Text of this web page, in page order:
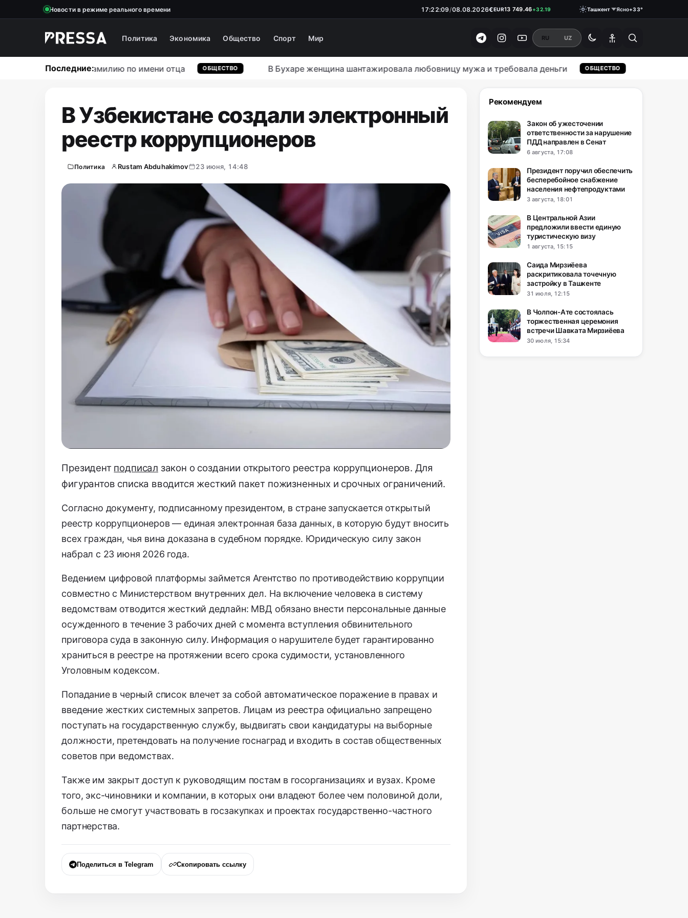
Новости в режиме реального времени 17:22:10/08.08.2026
₽
Ташкент Ясно+33°
Политика Экономика Общество Спорт Мир RU UZ
Последние:
давать ребенку фамилию по имени отца ОБЩЕСТВО В Бухаре женщина шантажировала любовницу мужа и требовала деньги ОБЩЕСТВО
В Узбекистане создали электронный
реестр коррупционеров
Политика Rustam Abduhakimov 23 июня, 14:48
Президент подписал закон о создании открытого реестра коррупционеров. Для
фигурантов списка вводится жесткий пакет пожизненных и срочных ограничений.
Согласно документу, подписанному президентом, в стране запускается открытый
реестр коррупционеров — единая электронная база данных, в которую будут вносить
всех граждан, чья вина доказана в судебном порядке. Юридическую силу закон
набрал с 23 июня 2026 года.
Ведением цифровой платформы займется Агентство по противодействию коррупции
совместно с Министерством внутренних дел. На включение человека в систему
ведомствам отводится жесткий дедлайн: МВД обязано внести персональные данные
осужденного в течение 3 рабочих дней с момента вступления обвинительного
приговора суда в законную силу. Информация о нарушителе будет гарантированно
храниться в реестре на протяжении всего срока судимости, установленного
Уголовным кодексом.
Попадание в черный список влечет за собой автоматическое поражение в правах и
введение жестких системных запретов. Лицам из реестра официально запрещено
поступать на государственную службу, выдвигать свои кандидатуры на выборные
должности, претендовать на получение госнаград и входить в состав общественных
советов при ведомствах.
Также им закрыт доступ к руководящим постам в госорганизациях и вузах. Кроме
того, экс-чиновники и компании, в которых они владеют более чем половиной доли,
больше не смогут участвовать в госзакупках и проектах государственно-частного
партнерства.
Поделиться в Telegram Скопировать ссылку
Рекомендуем
Закон об ужесточении
ответственности за нарушение
ПДД направлен в Сенат
6 августа, 17:08
Президент поручил обеспечить
бесперебойное снабжение
населения нефтепродуктами
3 августа, 18:01
В Центральной Азии
предложили ввести единую
туристическую визу
1 августа, 15:15
Саида Мирзиёева
раскритиковала точечную
застройку в Ташкенте
31 июля, 12:15
В Чолпон-Ате состоялась
торжественная церемония
встречи Шавката Мирзиёева
30 июля, 15:34